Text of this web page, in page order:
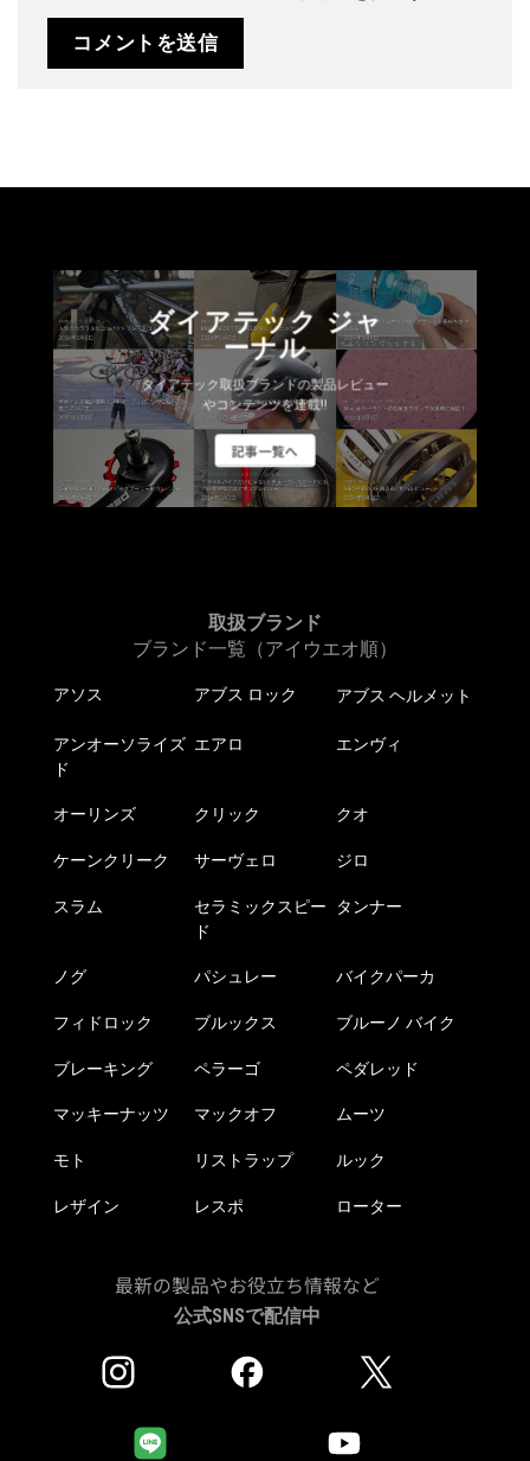
ダイアテック ジャ
ーナル
ダイアテック取扱ブランドの製品レビュー
やコンテンツを連載!!
記事一覧へ
取扱ブランド
ブランド一覧（アイウエオ順）
アソス アブス ロック アブス ヘルメット
アンオーソライズ
ド
エアロ エンヴィ
オーリンズ クリック クオ
ケーンクリーク サーヴェロ ジロ
スラム
セラミックスピー
ド
タンナー
ノグ パシュレー バイクパーカ
フィドロック ブルックス ブルーノ バイク
ブレーキング ペラーゴ ペダレッド
マッキーナッツ マックオフ ムーツ
モト リストラップ ルック
レザイン レスポ ローター
最新の製品やお役立ち情報など
公式SNSで配信中